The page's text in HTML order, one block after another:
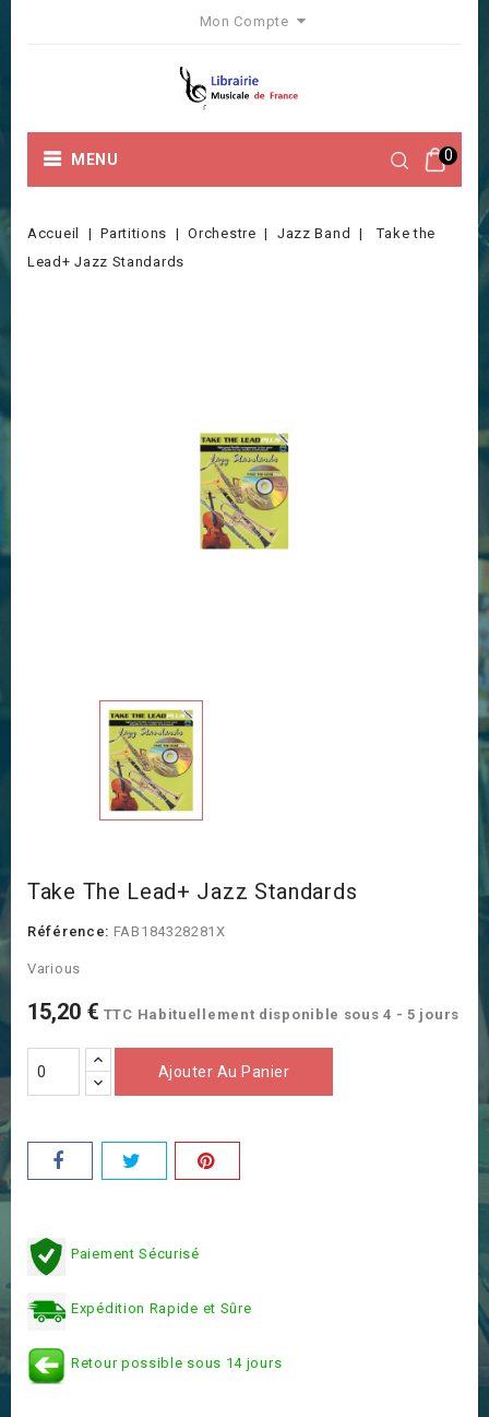
Mon Compte
0
MENU
Accueil Partitions Orchestre Jazz Band
Take the
Lead+ Jazz Standards
Take The Lead+ Jazz Standards
Référence: FAB184328281X
Various
15,20 € TTC Habituellement disponible sous 4 - 5 jours
Ajouter Au Panier
Paiement Sécurisé
Expédition Rapide et Sûre
Retour possible sous 14 jours